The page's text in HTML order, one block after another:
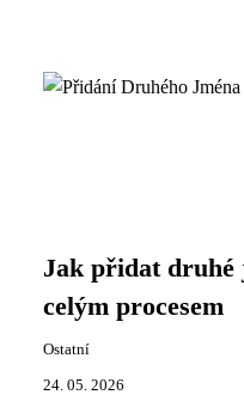
Jak přidat druhé
celým procesem
Ostatní
24. 05. 2026